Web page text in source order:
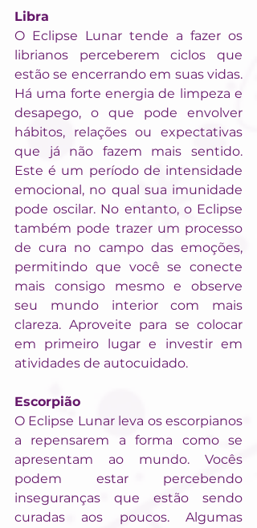
Libra
O Eclipse Lunar tende a fazer os
librianos perceberem ciclos que
estão se encerrando em suas vidas.
Há uma forte energia de limpeza e
desapego, o que pode envolver
hábitos, relações ou expectativas
que já não fazem mais sentido.
Este é um período de intensidade
emocional, no qual sua imunidade
pode oscilar. No entanto, o Eclipse
também pode trazer um processo
de cura no campo das emoções,
permitindo que você se conecte
mais consigo mesmo e observe
seu mundo interior com mais
clareza. Aproveite para se colocar
em primeiro lugar e investir em
atividades de autocuidado.
Escorpião
O Eclipse Lunar leva os escorpianos
a repensarem a forma como se
apresentam ao mundo. Vocês
podem estar percebendo
inseguranças que estão sendo
curadas aos poucos. Algumas